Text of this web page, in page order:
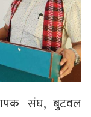
संघ, बुटवल